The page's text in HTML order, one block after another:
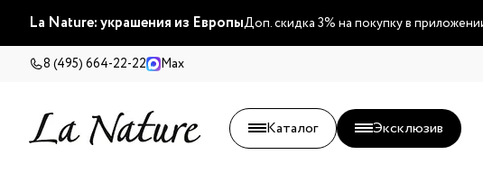
La Nature: украшения из ЕвропыДоп. скидка 3% на покупку в
8 (495) 664-22-22 Max
Каталог Эксклюзив